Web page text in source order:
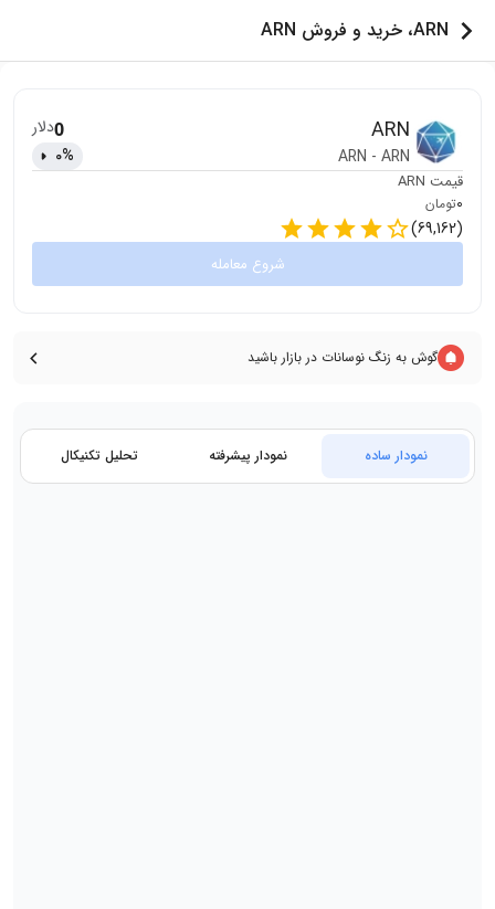
ARN، خرید و فروش ARN
ARN
ARN - ARN
0دلار
0%
قیمت ARN
0تومان
(
69,162
)
شروع معامله
گوش به زنگ نوسانات در بازار باشید
نمودار ساده نمودار پیشرفته تحلیل تکنیکال